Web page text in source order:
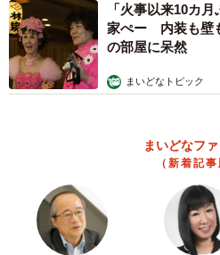
「火事以来10カ
家ぺー 内装も壁
の部屋に呆然
まいどなトピック
まいどなフ
（新着記事